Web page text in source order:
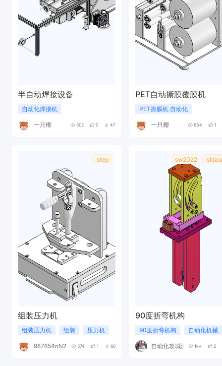
半自动焊接设备
自动化焊接机
一只椰 502 0 47
PET自动撕膜覆膜机
PET撕膜机 自动化
一只椰 634 1
.step
组装压力机
组装压力机 组装 压力机
987654nN264J 574 1 60
sw2022
90度折弯机构
90度折弯机构 自动化机械
自动化攻城湿 1k+ 2